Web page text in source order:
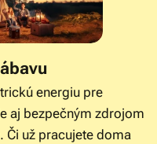
energiu pre
aj bezpečným zdrojom
Či už pracujete doma